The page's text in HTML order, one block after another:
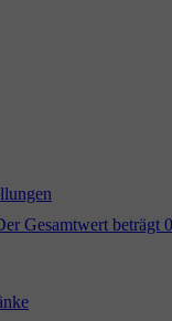
Gesamtwert beträgt